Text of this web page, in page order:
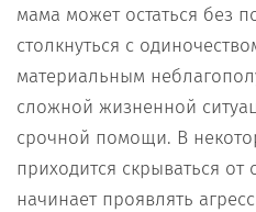
мама может остаться без
столкнуться с
материальным
сложной жизненной
срочной помощи. В
приходится скрываться
начинает проявлять